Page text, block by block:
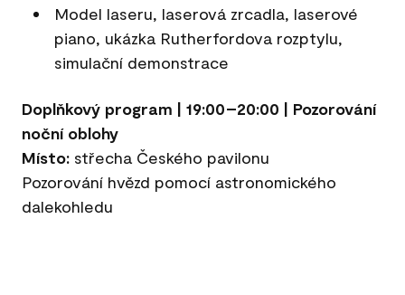
Model laseru, laserová zrcadla, laserové
piano, ukázka Rutherfordova rozptylu,
simulační demonstrace
Doplňkový program | 19:00–20:00 | Pozorování
noční oblohy
Místo: střecha Českého pavilonu
Pozorování hvězd pomocí astronomického
dalekohledu